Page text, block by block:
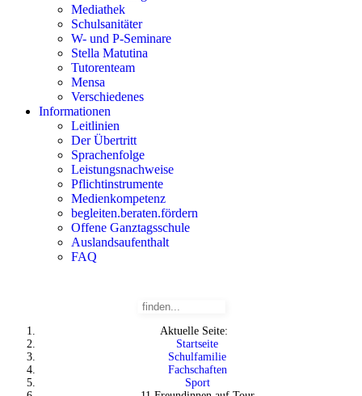
Mediathek
Schulsanitäter
W- und P-Seminare
Stella Matutina
Tutorenteam
Mensa
Verschiedenes
Informationen
Leitlinien
Der Übertritt
Sprachenfolge
Leistungsnachweise
Pflichtinstrumente
Medienkompetenz
begleiten.beraten.fördern
Offene Ganztagsschule
Auslandsaufenthalt
FAQ
Aktuelle Seite:
Startseite
Schulfamilie
Fachschaften
Sport